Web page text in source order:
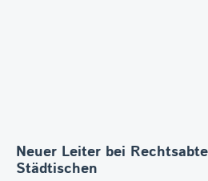
Neuer Leiter bei
Städtischen